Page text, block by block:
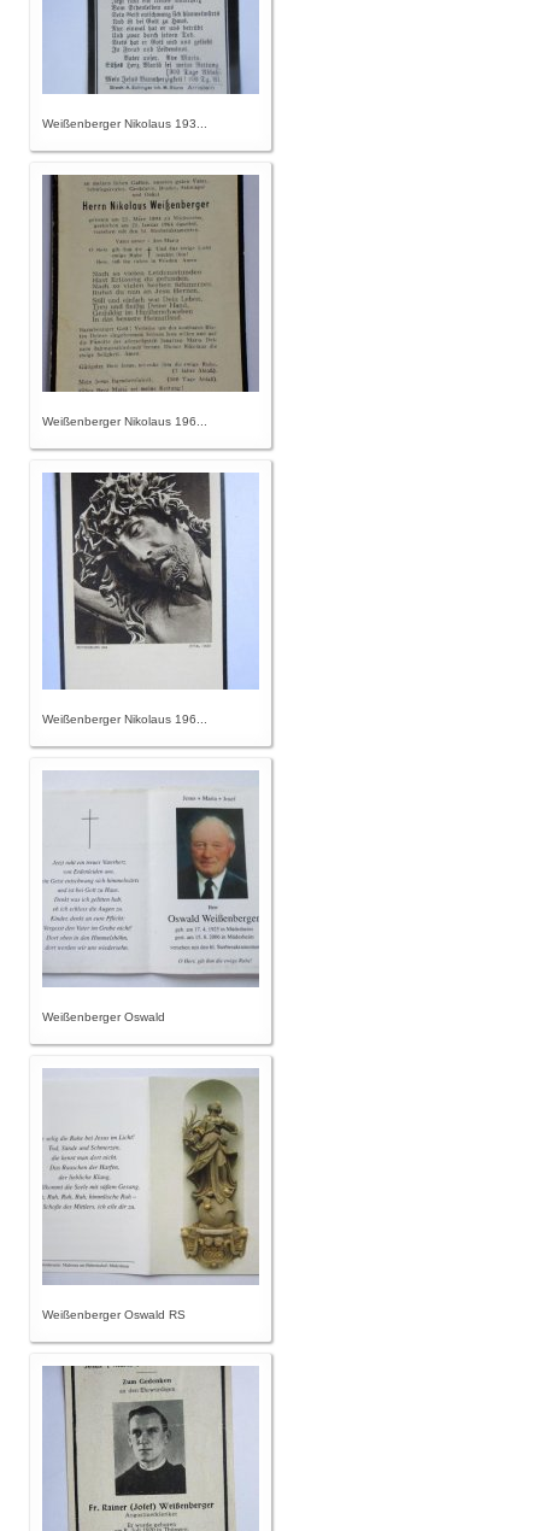
Weißenberger Nikolaus 193...
Weißenberger Nikolaus 196...
Weißenberger Nikolaus 196...
Weißenberger Oswald
Weißenberger Oswald RS